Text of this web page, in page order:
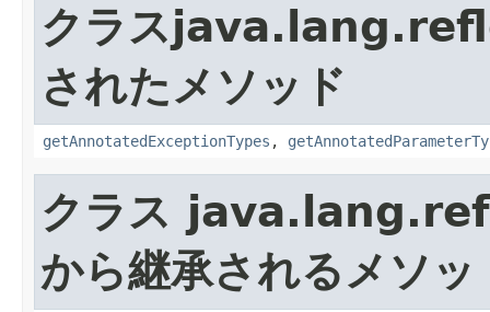
クラス
されたメソッド
getAnnotatedExceptionTypes ,
クラス
から継承されるメソッ